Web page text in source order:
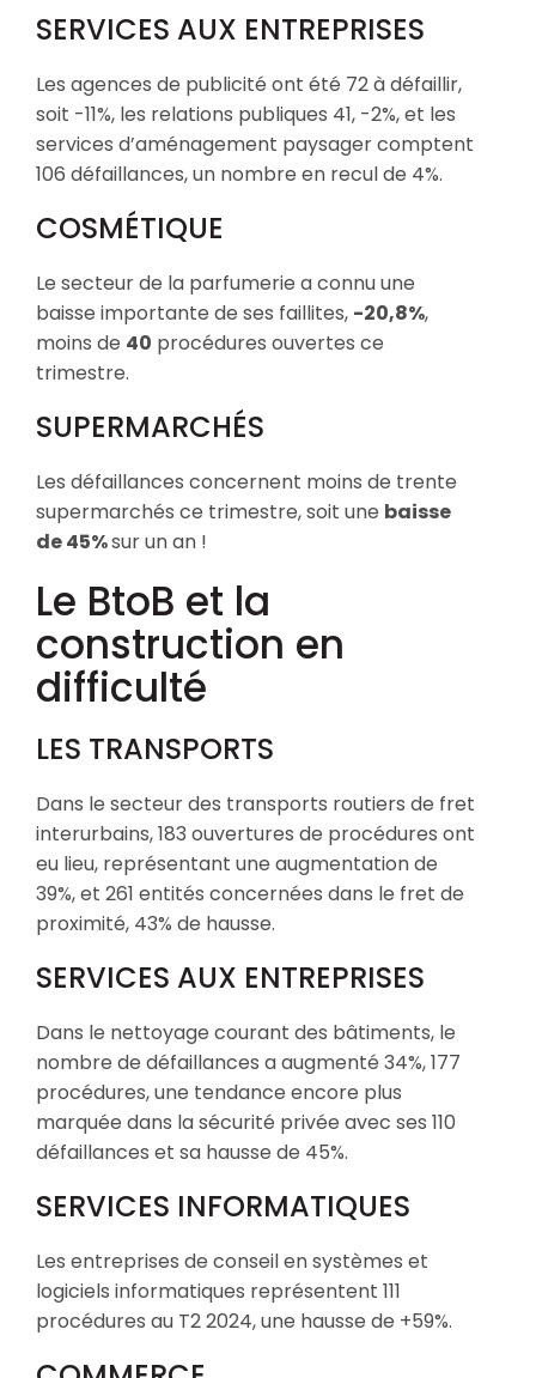
SERVICES AUX ENTREPRISES
Les agences de publicité ont été 72 à défaillir,
soit -11%, les relations publiques 41, -2%, et les
services d’aménagement paysager comptent
106 défaillances, un nombre en recul de 4%.
COSMÉTIQUE
Le secteur de la parfumerie a connu une
baisse importante de ses faillites, -20,8%,
moins de 40 procédures ouvertes ce
trimestre.
SUPERMARCHÉS
Les défaillances concernent moins de trente
supermarchés ce trimestre, soit une baisse
de 45%sur un an !
Le BtoB et la
construction en
difficulté
LES TRANSPORTS
Dans le secteur des transports routiers de fret
interurbains, 183 ouvertures de procédures ont
eu lieu, représentant une augmentation de
39%, et 261 entités concernées dans le fret de
proximité, 43% de hausse.
SERVICES AUX ENTREPRISES
Dans le nettoyage courant des bâtiments, le
nombre de défaillances a augmenté 34%, 177
procédures, une tendance encore plus
marquée dans la sécurité privée avec ses 110
défaillances et sa hausse de 45%.
SERVICES INFORMATIQUES
Les entreprises de conseil en systèmes et
logiciels informatiques représentent 111
procédures au T2 2024, une hausse de +59%.